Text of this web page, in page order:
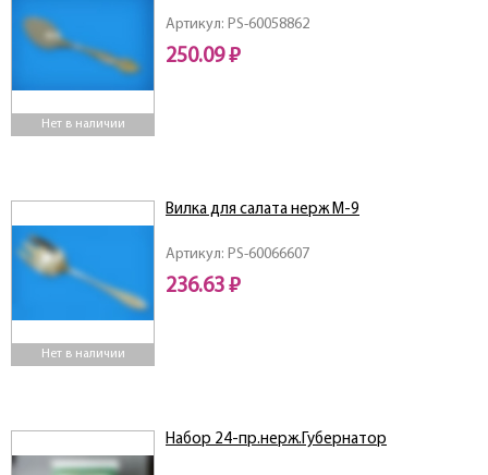
Нет в наличии
Артикул: PS-60058862
250.09 ₽
Нет в наличии
Артикул: PS-60066607
Вилка для салата нерж М-9
236.63 ₽
Набор 24-пр.нерж.Губернатор